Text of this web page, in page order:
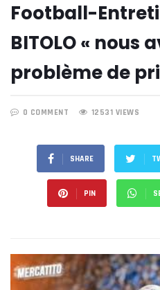
Football-
BITOLO « nous
problème de
0 COMMENT 12531 VIEWS
SHARE
PIN